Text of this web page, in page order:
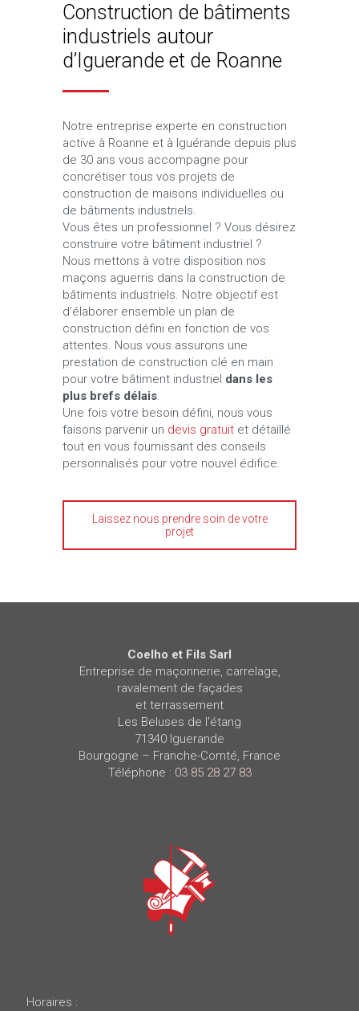
Construction de bâtiments
industriels autour
d’Iguerande et de Roanne
Notre entreprise experte en construction
active à Roanne et à Iguérande depuis plus
de 30 ans vous accompagne pour
concrétiser tous vos projets de
construction de maisons individuelles ou
de bâtiments industriels.
Vous êtes un professionnel ? Vous désirez
construire votre bâtiment industriel ?
Nous mettons à votre disposition nos
maçons aguerris dans la construction de
bâtiments industriels. Notre objectif est
d’élaborer ensemble un plan de
construction défini en fonction de vos
attentes. Nous vous assurons une
prestation de construction clé en main
pour votre bâtiment industriel dans les
plus brefs délais.
Une fois votre besoin défini, nous vous
faisons parvenir un devis gratuit et détaillé
tout en vous fournissant des conseils
personnalisés pour votre nouvel édifice.
Laissez nous prendre soin de votre
projet
Coelho et Fils Sarl
Entreprise de maçonnerie, carrelage,
ravalement de façades
et terrassement
Les Beluses de l'étang
71340 Iguerande
Bourgogne – Franche-Comté, France
Téléphone : 03 85 28 27 83
Horaires :